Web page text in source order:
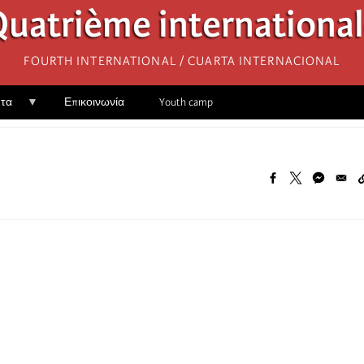
Fourth International / Cuarta Internacional
Επικοινωνία Youth camp